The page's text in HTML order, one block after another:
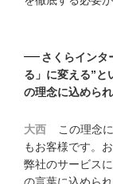
さくらインタ
る」に変える”と
の理念に込めら
大西
この理念
もお客様です。
弊社のサービス